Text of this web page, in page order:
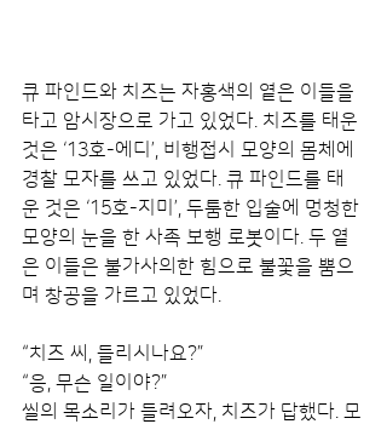
큐 파인드와 치즈는 자홍색의 옅은 이들을
타고 암시장으로 가고 있었다. 치즈를 태운
것은 ‘13호-에디’, 비행접시 모양의 몸체에
경찰 모자를 쓰고 있었다. 큐 파인드를 태
운 것은 ‘15호-지미’, 두툼한 입술에 멍청한
모양의 눈을 한 사족 보행 로봇이다. 두 옅
은 이들은 불가사의한 힘으로 불꽃을 뿜으
며 창공을 가르고 있었다.
“치즈 씨, 들리시나요?”
“응, 무슨 일이야?”
씰의 목소리가 들려오자, 치즈가 답했다. 모